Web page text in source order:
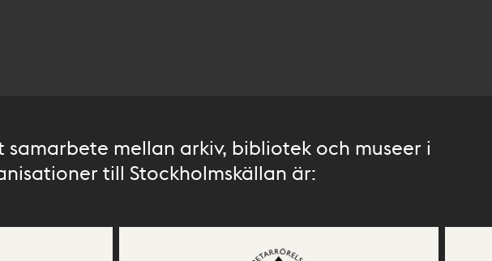
mellan arkiv, bibliotek och museer i
till Stockholmskällan är: